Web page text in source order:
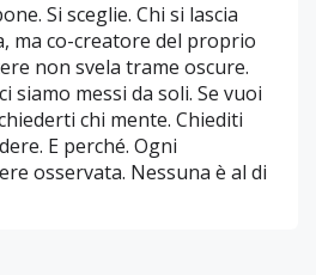
Si sceglie. Chi si lascia
ma co-creatore del proprio
non svela trame oscure.
siamo messi da soli. Se vuoi
chi mente. Chiediti
E perché. Ogni
osservata. Nessuna è al di